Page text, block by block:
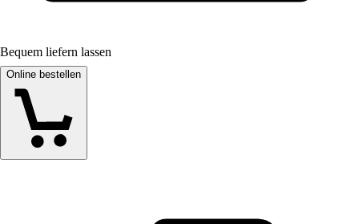
Bequem liefern lassen
Online bestellen